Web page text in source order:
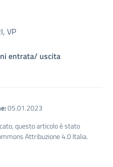
VP
entrata/ uscita
05.01.2023
questo articolo è stato
Attribuzione 4.0 Italia.